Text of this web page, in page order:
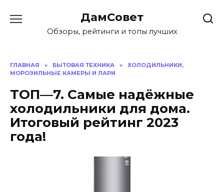
содержанию
ДамСовет
Обзоры, рейтинги и топы лучших
ГЛАВНАЯ » БЫТОВАЯ ТЕХНИКА »
ХОЛОДИЛЬНИКИ,
МОРОЗИЛЬНЫЕ КАМЕРЫ И ЛАРИ
ТОП—7. Самые надёжные
холодильники для дома.
Итоговый рейтинг 2023
года!